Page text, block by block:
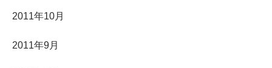
2011年10月
2011年9月